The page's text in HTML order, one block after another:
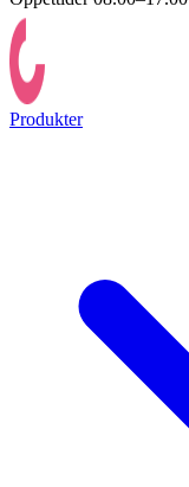
Produkter